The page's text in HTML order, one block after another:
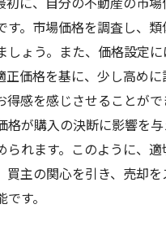
す。市場価格を調査し、
しょう。また、価格設定
正価格を基に、少し高めに
得感を感じさせることがで
格が購入の決断に影響を
られます。このように、
買主の関心を引き、売却を
す。